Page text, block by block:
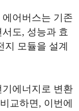
어버스는 기존
도, 성능과 효
지 모듈을 설계
에너지로 변환
교하면, 이번에